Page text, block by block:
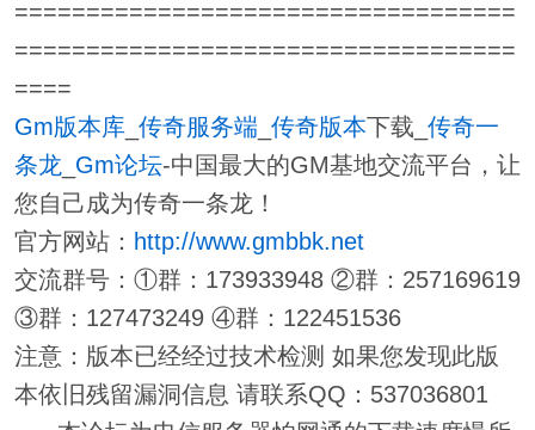
===================================
===================================
====
Gm版本库_ 传奇服务端 传奇版本下载_ 传奇一
条龙_ Gm论坛-中国最大的GM基地交流平台，让
您自己成为传奇一条龙！
官方网站： http://www.gmbbk.net
交流群号：①群：173933948 ②群：257169619
③群：127473249 ④群：122451536
注意：版本已经经过技术检测 如果您发现此版
本依旧残留漏洞信息 请联系QQ：537036801